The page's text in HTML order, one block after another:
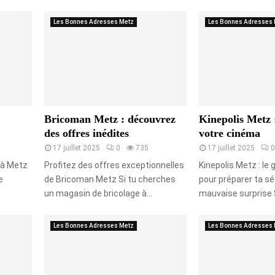
Metz
Les Bonnes Adresses Metz
Bricoman Metz : découvrez
des offres inédites
17 juillet 2025 0 735
Profitez des offres exceptionnelles
de Bricoman Metz Si tu cherches
un magasin de bricolage à...
Les Bonnes Adresses
Kinepolis Metz
votre cinéma
17 juillet 2025 0
Kinepolis Metz : le
pour préparer ta
mauvaise surprise
Les Bonnes Adresses Metz Les Bonnes Adresses